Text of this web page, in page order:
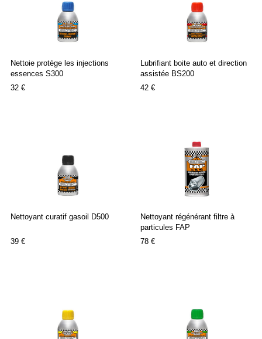
Nettoie protège les injections
essences S300
32 €
Lubrifiant boite auto et direction
assistée BS200
42 €
Nettoyant curatif gasoil D500
39 €
Nettoyant régénérant filtre à
particules FAP
78 €